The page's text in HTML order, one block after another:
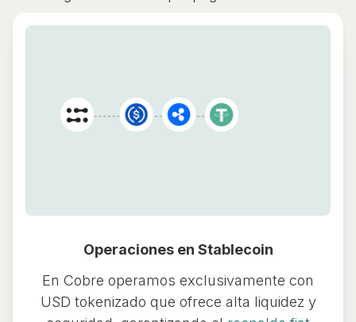
Operaciones en Stablecoin
En Cobre operamos exclusivamente con
USD tokenizado que ofrece alta liquidez y